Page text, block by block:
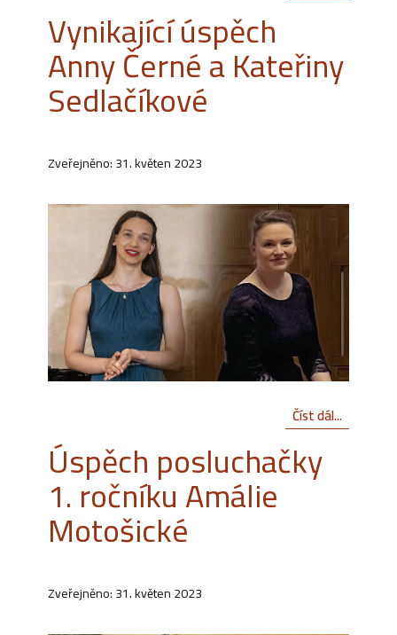
Vynikající úspěch
Anny Černé a Kateřiny
Sedlačíkové
Zveřejněno: 31. květen 2023
Číst dál...
Úspěch posluchačky
1. ročníku Amálie
Motošické
Zveřejněno: 31. květen 2023